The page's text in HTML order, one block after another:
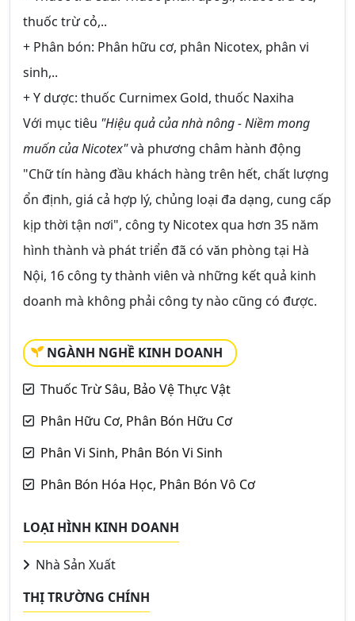
thuốc trừ cỏ,..
+ Phân bón: Phân hữu cơ, phân Nicotex, phân vi
sinh,..
+ Y dược: thuốc Curnimex Gold, thuốc Naxiha
Với mục tiêu "Hiệu quả của nhà nông - Niềm mong
muốn của Nicotex"và phương châm hành động
"Chữ tín hàng đầu khách hàng trên hết, chất lượng
ổn định, giá cả hợp lý, chủng loại đa dạng, cung cấp
kịp thời tận nơi", công ty Nicotex qua hơn 35 năm
hình thành và phát triển đã có văn phòng tại Hà
Nội, 16 công ty thành viên và những kết quả kinh
doanh mà không phải công ty nào cũng có được.
NGÀNH NGHỀ KINH DOANH
Thuốc Trừ Sâu, Bảo Vệ Thực Vật
Phân Hữu Cơ, Phân Bón Hữu Cơ
Phân Vi Sinh, Phân Bón Vi Sinh
Phân Bón Hóa Học, Phân Bón Vô Cơ
LOẠI HÌNH KINH DOANH
Nhà Sản Xuất
THỊ TRƯỜNG CHÍNH